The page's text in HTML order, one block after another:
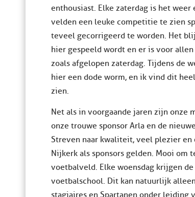
enthousiast. Elke zaterdag is het
velden een leuke competitie te zien
teveel gecorrigeerd te worden. Het
hier gespeeld wordt en er is voor
zoals afgelopen zaterdag. Tijdens de
hier een dode worm, en ik vind dit
zien.
Net als in voorgaande jaren zijn onze
onze trouwe sponsor Arla en de
Streven naar kwaliteit, veel plezier
Nijkerk als sponsors gelden. Mooi om
voetbalveld. Elke woensdag krijgen
voetbalschool. Dit kan natuurlijk
stagiaires en Spartanen onder leiding